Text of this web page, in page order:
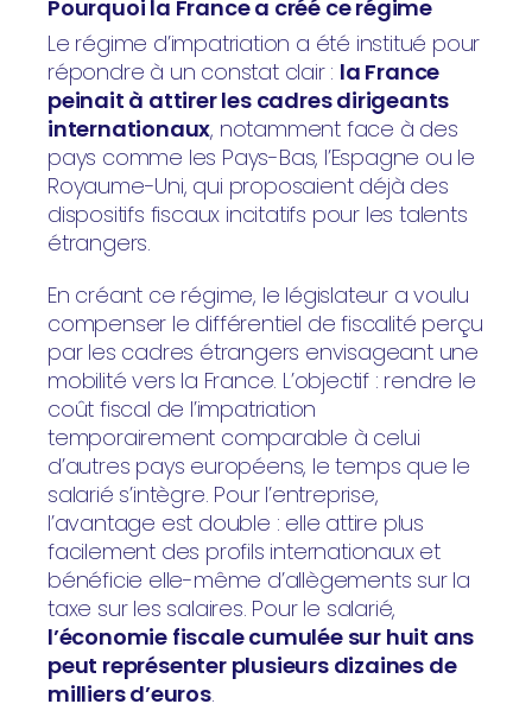
Pourquoi la France a créé ce régime
Le régime d’impatriation a été institué pour
répondre à un constat clair : la France
peinait à attirer les cadres dirigeants
internationaux, notamment face à des
pays comme les Pays-Bas, l’Espagne ou le
Royaume-Uni, qui proposaient déjà des
dispositifs fiscaux incitatifs pour les talents
étrangers.
En créant ce régime, le législateur a voulu
compenser le différentiel de fiscalité perçu
par les cadres étrangers envisageant une
mobilité vers la France. L’objectif : rendre le
coût fiscal de l’impatriation
temporairement comparable à celui
d’autres pays européens, le temps que le
salarié s’intègre. Pour l’entreprise,
l’avantage est double : elle attire plus
facilement des profils internationaux et
bénéficie elle-même d’allègements sur la
taxe sur les salaires. Pour le salarié,
l’économie fiscale cumulée sur huit ans
peut représenter plusieurs dizaines de
milliers d’euros.